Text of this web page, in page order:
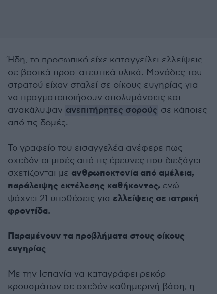
Ήδη, το προσωπικό είχε καταγγείλει ελλείψεις
σε βασικά προστατευτικά υλικά. Μονάδες του
στρατού είχαν σταλεί σε οίκους ευγηρίας για
να πραγματοποιήσουν απολυμάνσεις και
ανακάλυψαν ανεπιτήρητες σορούς σε κάποιες
από τις δομές.
Το γραφείο του εισαγγελέα ανέφερε πως
σχεδόν οι μισές από τις έρευνες που διεξάγει
σχετίζονται με ανθρωποκτονία από αμέλεια,
παράλειψης εκτέλεσης καθήκοντος, ενώ
ψάχνει 21 υποθέσεις για ελλείψεις σε ιατρική
φροντίδα.
Παραμένουν τα προβλήματα στους οίκους
ευγηρίας
Με την Ισπανία να καταγράφει ρεκόρ
κρουσμάτων σε σχεδόν καθημερινή βάση, η